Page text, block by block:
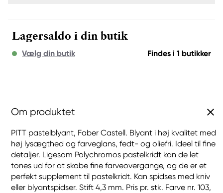
Lagersaldo i din butik
Vælg din butik Findes i 1 butikker
Om produktet
PITT pastelblyant, Faber Castell. Blyant i høj kvalitet med
høj lysægthed og farveglans, fedt- og oliefri. Ideel til fine
detaljer. Ligesom Polychromos pastelkridt kan de let
tones ud for at skabe fine farveovergange, og de er et
perfekt supplement til pastelkridt. Kan spidses med kniv
eller blyantspidser. Stift 4,3 mm. Pris pr. stk. Farve nr. 103,